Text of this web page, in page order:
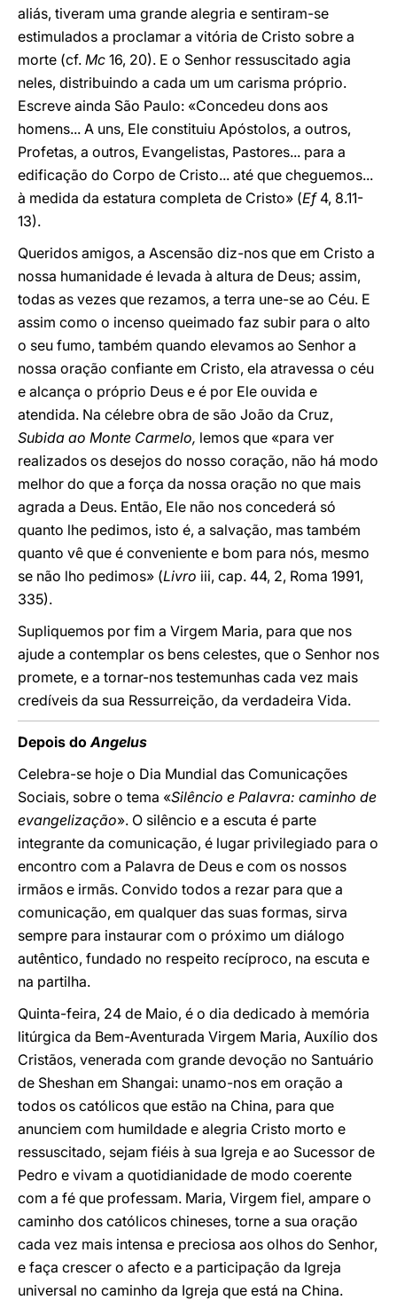
aliás, tiveram uma grande alegria e sentiram-se
estimulados a proclamar a vitória de Cristo sobre a
morte (cf. Mc 16, 20). E o Senhor ressuscitado agia
neles, distribuindo a cada um um carisma próprio.
Escreve ainda São Paulo: «Concedeu dons aos
homens... A uns, Ele constituiu Apóstolos, a outros,
Profetas, a outros, Evangelistas, Pastores... para a
edificação do Corpo de Cristo... até que cheguemos...
à medida da estatura completa de Cristo» (Ef4, 8.11-
13).
Queridos amigos, a Ascensão diz-nos que em Cristo a
nossa humanidade é levada à altura de Deus; assim,
todas as vezes que rezamos, a terra une-se ao Céu. E
assim como o incenso queimado faz subir para o alto
o seu fumo, também quando elevamos ao Senhor a
nossa oração confiante em Cristo, ela atravessa o céu
e alcança o próprio Deus e é por Ele ouvida e
atendida. Na célebre obra de são João da Cruz,
Subida ao Monte Carmelo, lemos que «para ver
realizados os desejos do nosso coração, não há modo
melhor do que a força da nossa oração no que mais
agrada a Deus. Então, Ele não nos concederá só
quanto lhe pedimos, isto é, a salvação, mas também
quanto vê que é conveniente e bom para nós, mesmo
se não lho pedimos» (Livro iii, cap. 44, 2, Roma 1991,
335).
Supliquemos por fim a Virgem Maria, para que nos
ajude a contemplar os bens celestes, que o Senhor nos
promete, e a tornar-nos testemunhas cada vez mais
credíveis da sua Ressurreição, da verdadeira Vida.
Depois doAngelus
Celebra-se hoje o Dia Mundial das Comunicações
Sociais, sobre o tema «Silêncio e Palavra: caminho de
evangelização». O silêncio e a escuta é parte
integrante da comunicação, é lugar privilegiado para o
encontro com a Palavra de Deus e com os nossos
irmãos e irmãs. Convido todos a rezar para que a
comunicação, em qualquer das suas formas, sirva
sempre para instaurar com o próximo um diálogo
autêntico, fundado no respeito recíproco, na escuta e
na partilha.
Quinta-feira, 24 de Maio, é o dia dedicado à memória
litúrgica da Bem-Aventurada Virgem Maria, Auxílio dos
Cristãos, venerada com grande devoção no Santuário
de Sheshan em Shangai: unamo-nos em oração a
todos os católicos que estão na China, para que
anunciem com humildade e alegria Cristo morto e
ressuscitado, sejam fiéis à sua Igreja e ao Sucessor de
Pedro e vivam a quotidianidade de modo coerente
com a fé que professam. Maria, Virgem fiel, ampare o
caminho dos católicos chineses, torne a sua oração
cada vez mais intensa e preciosa aos olhos do Senhor,
e faça crescer o afecto e a participação da Igreja
universal no caminho da Igreja que está na China.